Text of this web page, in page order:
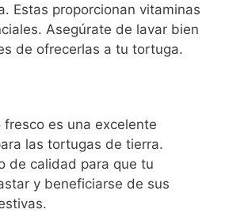
Estas proporcionan vitaminas
Asegúrate de lavar bien
de ofrecerlas a tu tortuga.
fresco es una excelente
las tortugas de tierra.
de calidad para que tu
y beneficiarse de sus